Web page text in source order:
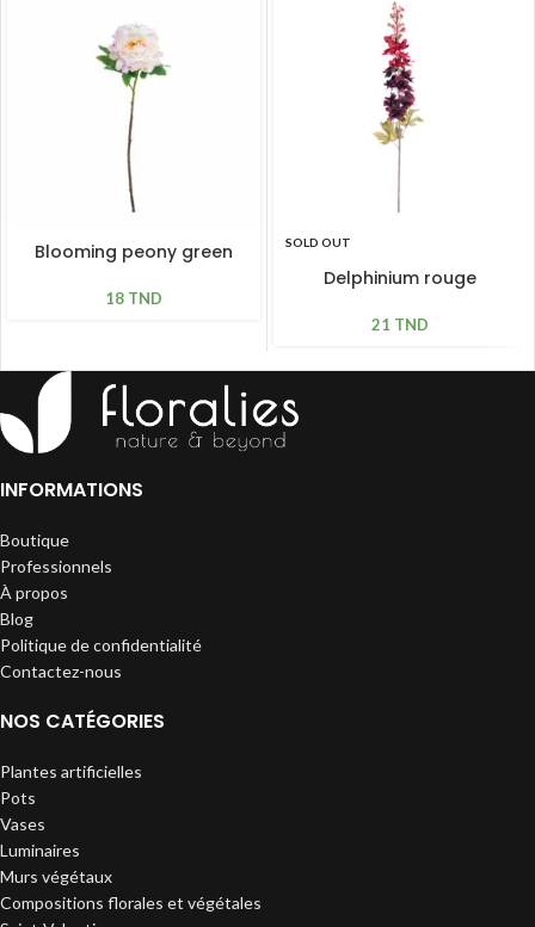
Blooming peony green
18 TND
SOLD OUT
Delphinium rouge
21 TND
INFORMATIONS
Boutique
Professionnels
À propos
Blog
Politique de confidentialité
Contactez-nous
NOS CATÉGORIES
Plantes artificielles
Pots
Vases
Luminaires
Murs végétaux
Compositions florales et végétales